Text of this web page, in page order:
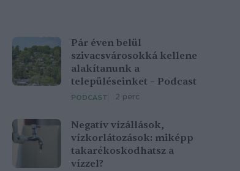
Pár éven belül
szivacsvárosokká kellene
alakítanunk a
településeinket – Podcast
PODCAST 2 perc
Negatív vízállások,
vízkorlátozások: miképp
takarékoskodhatsz a
vízzel?